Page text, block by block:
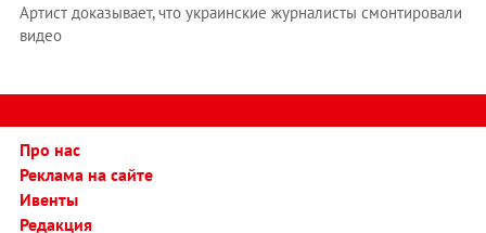
Артист доказывает, что украинские журналисты смонтировали
видео
Про нас
Реклама на сайте
Ивенты
Редакция